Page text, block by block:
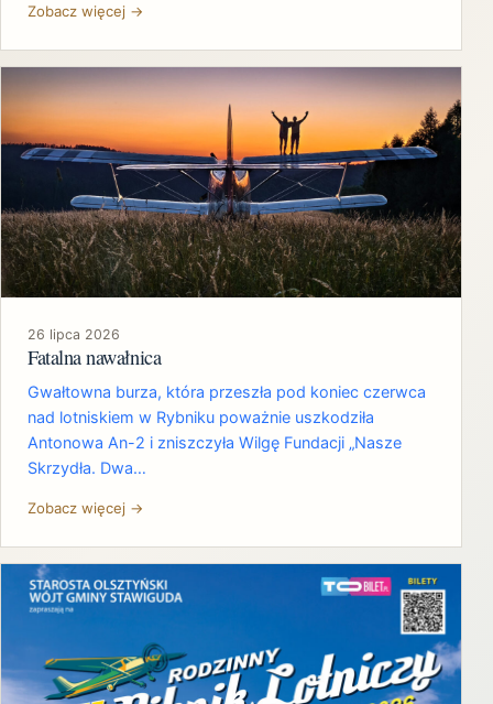
Zobacz więcej →
26 lipca 2026
Fatalna nawałnica
Gwałtowna burza, która przeszła pod koniec czerwca
nad lotniskiem w Rybniku poważnie uszkodziła
Antonowa An-2 i zniszczyła Wilgę Fundacji „Nasze
Skrzydła. Dwa…
Zobacz więcej →